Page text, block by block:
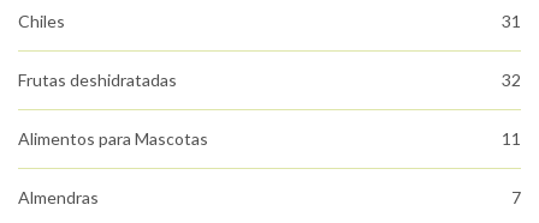
Chiles 31
Frutas deshidratadas 32
Alimentos para Mascotas 11
Almendras 7